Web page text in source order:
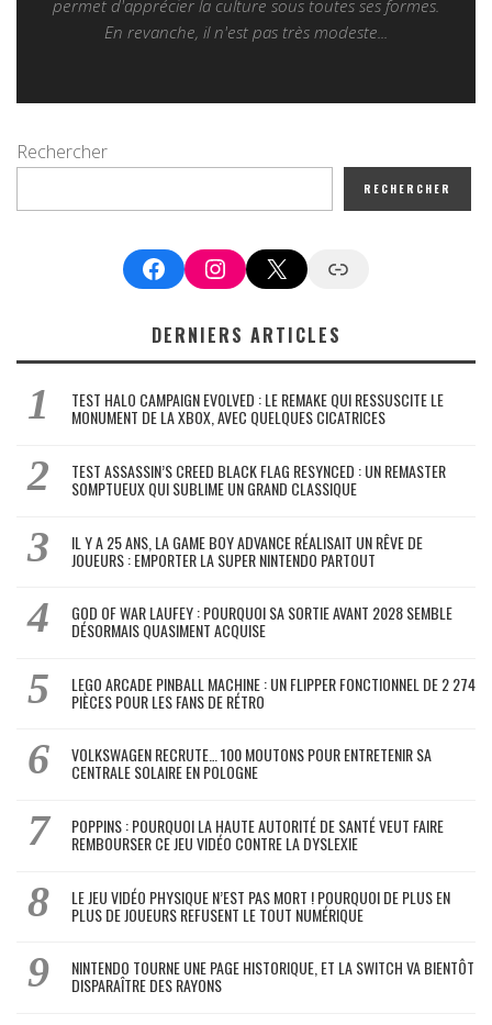
permet d'apprécier la culture sous toutes ses formes.
En revanche, il n'est pas très modeste...
Rechercher
RECHERCHER
FacebookInstagram
X Google News
DERNIERS ARTICLES
TEST HALO CAMPAIGN EVOLVED : LE REMAKE QUI RESSUSCITE LE
MONUMENT DE LA XBOX, AVEC QUELQUES CICATRICES
TEST ASSASSIN’S CREED BLACK FLAG RESYNCED : UN REMASTER
SOMPTUEUX QUI SUBLIME UN GRAND CLASSIQUE
IL Y A 25 ANS, LA GAME BOY ADVANCE RÉALISAIT UN RÊVE DE
JOUEURS : EMPORTER LA SUPER NINTENDO PARTOUT
GOD OF WAR LAUFEY : POURQUOI SA SORTIE AVANT 2028 SEMBLE
DÉSORMAIS QUASIMENT ACQUISE
LEGO ARCADE PINBALL MACHINE : UN FLIPPER FONCTIONNEL DE 2 274
PIÈCES POUR LES FANS DE RÉTRO
VOLKSWAGEN RECRUTE… 100 MOUTONS POUR ENTRETENIR SA
CENTRALE SOLAIRE EN POLOGNE
POPPINS : POURQUOI LA HAUTE AUTORITÉ DE SANTÉ VEUT FAIRE
REMBOURSER CE JEU VIDÉO CONTRE LA DYSLEXIE
LE JEU VIDÉO PHYSIQUE N’EST PAS MORT ! POURQUOI DE PLUS EN
PLUS DE JOUEURS REFUSENT LE TOUT NUMÉRIQUE
NINTENDO TOURNE UNE PAGE HISTORIQUE, ET LA SWITCH VA BIENTÔT
DISPARAÎTRE DES RAYONS